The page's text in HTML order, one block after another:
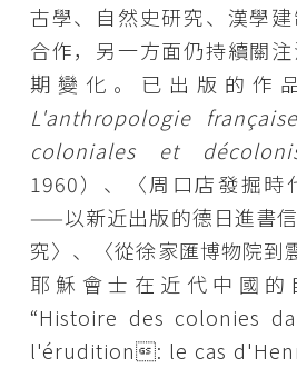
古學、自然史研究、漢學
合作，另一方面仍持續關
期變化。已出版的作
L'anthropologie
coloniales et
1960）、〈周口店發掘時
——以新近出版的德日進書
究〉、〈從徐家匯博物院
耶穌會士在近代中國的
“Histoire des colonies
l'érudition: le cas